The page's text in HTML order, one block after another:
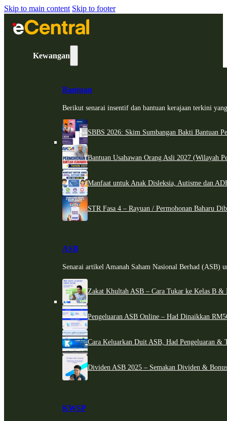
Skip to main content Skip to footer
Kewangan
Bantuan
Berikut senarai insentif dan bantuan kerajaan terkini
SBBS 2026: Skim Sumbangan Bakti Bantuan
Bantuan Usahawan Orang Asli 2027 (Wilayah
Manfaat untuk Anak Disleksia, Autisme dan
STR Fasa 4 – Rayuan / Permohonan Baharu
ASB
Senarai artikel Amanah Saham Nasional Berhad (ASB)
Zakat Khultah ASB – Cara Tukar ke Kelas B &
Pengeluaran ASB Online – Had Dinaikkan
Cara Keluarkan Duit ASB, Had Pengeluaran &
Dividen ASB 2025 – Semakan Dividen &
KWSP